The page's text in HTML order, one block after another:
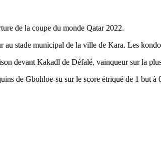
de la coupe du monde Qatar 2022.
stade municipal de la ville de Kara. Les
devant Kakadl de Défalé, vainqueur sur la
de Gbohloe-su sur le score étriqué de 1 but à